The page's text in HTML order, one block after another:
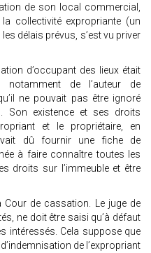
de son local commercial,
collectivité expropriante (un
délais prévus, s’est vu priver
d’occupant des lieux était
de l’auteur de
ne pouvait pas être ignoré
Son existence et ses droits
et le propriétaire, en
dû fournir une fiche de
à faire connaître toutes les
droits sur l’immeuble et être
de cassation. Le juge de
ne doit être saisi qu’à défaut
intéressés. Cela suppose que
de l’expropriant